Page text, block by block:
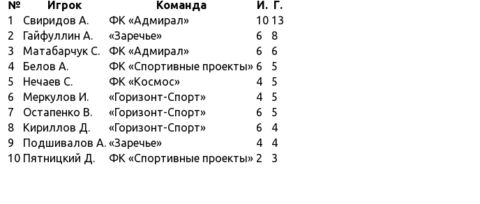
№ Игрок Команда И.
Г.
1
Свиридов А. ФК «Адмирал» 10 13
2
Гайфуллин А. «Заречье» 6
8
3
Матабарчук С. ФК «Адмирал» 6
6
4
Белов А. ФК «Спортивные проекты» 6
5
5
Нечаев С. ФК «Космос» 4
5
6
Меркулов И. «Горизонт-Спорт» 4
5
7
Остапенко В. «Горизонт-Спорт» 6
5
8
Кириллов Д. «Горизонт-Спорт» 6
4
9
Подшивалов А. «Заречье» 4
4
10 Пятницкий Д. ФК «Спортивные проекты» 2 3